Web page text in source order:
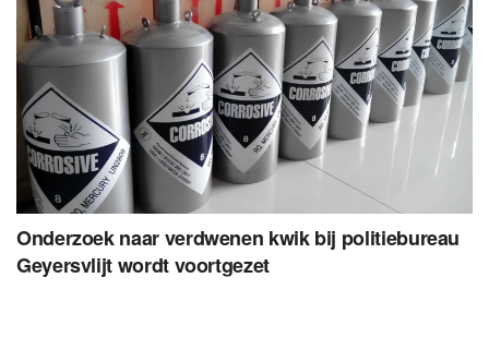
Onderzoek naar verdwenen kwik bij politiebureau
Geyersvlijt wordt voortgezet